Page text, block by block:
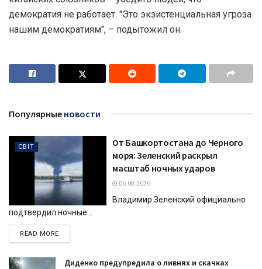
демократия не работает. "Это экзистенциальная угроза
нашим демократиям", – подытожил он.
Популярные новости
СВІТ
От Башкортостана до Черного
моря: Зеленский раскрыл
масштаб ночных ударов
06.08.2026
Владимир Зеленский официально
подтвердил ночные...
READ MOREDETAILS
Диденко предупредила о ливнях и скачках